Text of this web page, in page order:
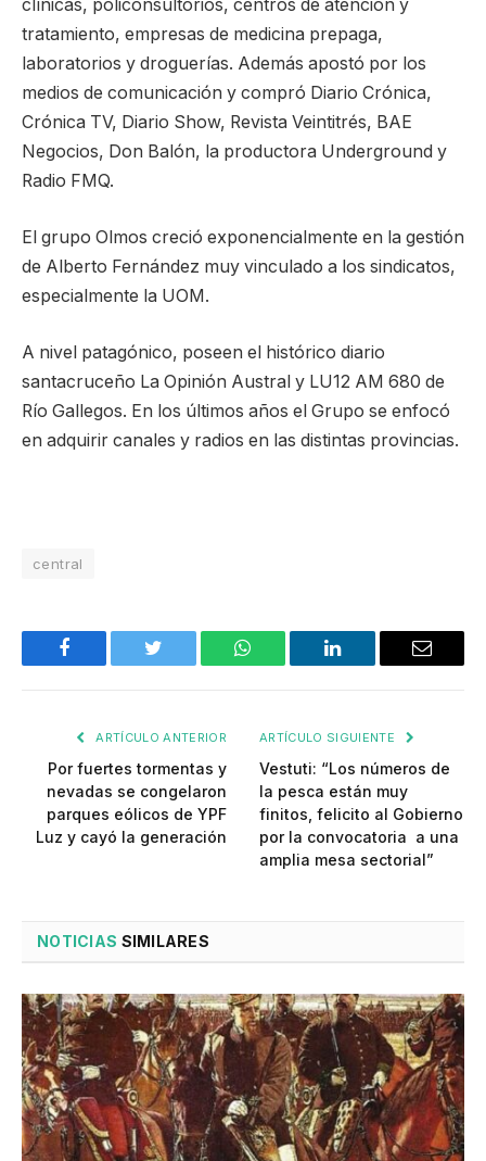
clínicas, policonsultorios, centros de atención y
tratamiento, empresas de medicina prepaga,
laboratorios y droguerías. Además apostó por los
medios de comunicación y compró Diario Crónica,
Crónica TV, Diario Show, Revista Veintitrés, BAE
Negocios, Don Balón, la productora Underground y
Radio FMQ.
El grupo Olmos creció exponencialmente en la gestión
de Alberto Fernández muy vinculado a los sindicatos,
especialmente la UOM.
A nivel patagónico, poseen el histórico diario
santacruceño La Opinión Austral y LU12 AM 680 de
Río Gallegos. En los últimos años el Grupo se enfocó
en adquirir canales y radios en las distintas provincias.
central
Facebook Twitter WhatsApp LinkedIn Email
ARTÍCULO ANTERIOR
Por fuertes tormentas y
nevadas se congelaron
parques eólicos de YPF
Luz y cayó la generación
ARTÍCULO SIGUIENTE
Vestuti: “Los números de
la pesca están muy
finitos, felicito al Gobierno
por la convocatoria a una
amplia mesa sectorial”
NOTICIAS SIMILARES